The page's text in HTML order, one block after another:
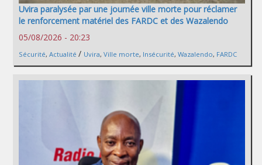
Uvira paralysée par une journée ville morte pour réclamer
le renforcement matériel des FARDC et des Wazalendo
05/08/2026 - 20:23
Sécurité, Actualité / Uvira, Ville morte, Insécurité, Wazalendo, FARDC